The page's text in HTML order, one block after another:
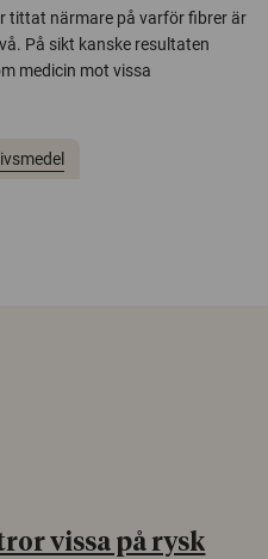
tittat närmare på varför fibrer är
På sikt kanske resultaten
medicin mot vissa
vissa på rysk